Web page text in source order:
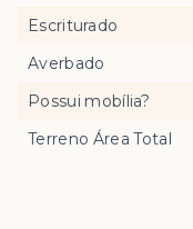
Escriturado
Averbado
Possui mobília?
Terreno Área Total